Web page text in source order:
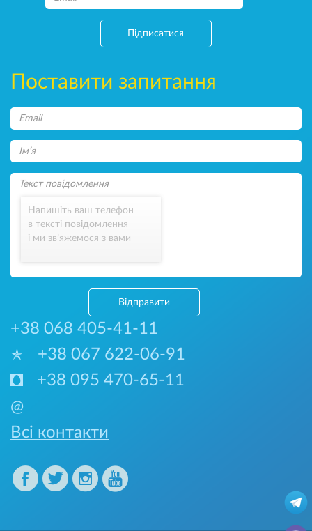
Підписатися
Поставити запитання
Напишіть ваш телефон
в тексті повідомлення
і ми зв’яжемося з вами
Відправити
+38 068 405-41-11
+38 067 622-06-91
+38 095 470-65-11
@
Всі контакти